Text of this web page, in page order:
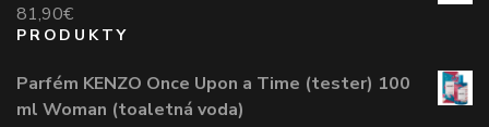
81,90€
PRODUKTY
Parfém KENZO Once Upon a Time (tester) 100
ml Woman (toaletná voda)